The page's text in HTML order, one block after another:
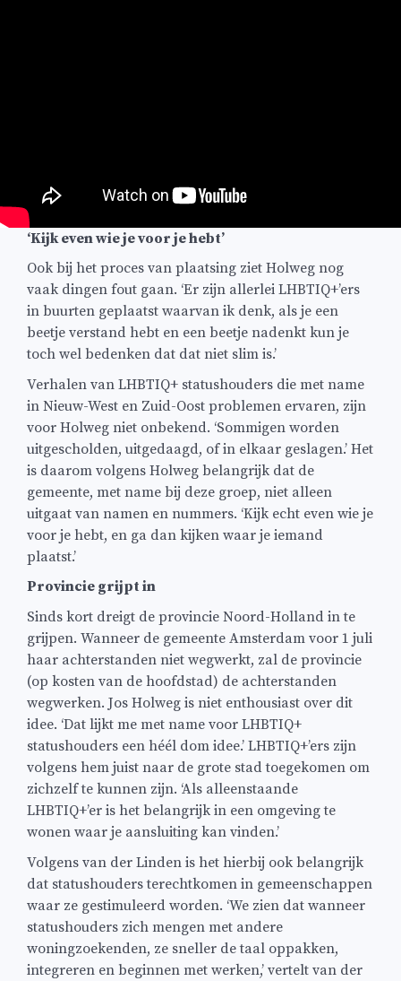
‘Kijk even wie je voor je hebt’
Ook bij het proces van plaatsing ziet Holweg nog
vaak dingen fout gaan. ‘Er zijn allerlei LHBTIQ+’ers
in buurten geplaatst waarvan ik denk, als je een
beetje verstand hebt en een beetje nadenkt kun je
toch wel bedenken dat dat niet slim is.’
Verhalen van LHBTIQ+ statushouders die met name
in Nieuw-West en Zuid-Oost problemen ervaren, zijn
voor Holweg niet onbekend. ‘Sommigen worden
uitgescholden, uitgedaagd, of in elkaar geslagen.’ Het
is daarom volgens Holweg belangrijk dat de
gemeente, met name bij deze groep, niet alleen
uitgaat van namen en nummers. ‘Kijk echt even wie je
voor je hebt, en ga dan kijken waar je iemand
plaatst.’
Provincie grijpt in
Sinds kort dreigt de provincie Noord-Holland in te
grijpen. Wanneer de gemeente Amsterdam voor 1 juli
haar achterstanden niet wegwerkt, zal de provincie
(op kosten van de hoofdstad) de achterstanden
wegwerken. Jos Holweg is niet enthousiast over dit
idee. ‘Dat lijkt me met name voor LHBTIQ+
statushouders een héél dom idee.’ LHBTIQ+’ers zijn
volgens hem juist naar de grote stad toegekomen om
zichzelf te kunnen zijn. ‘Als alleenstaande
LHBTIQ+’er is het belangrijk in een omgeving te
wonen waar je aansluiting kan vinden.’
Volgens van der Linden is het hierbij ook belangrijk
dat statushouders terechtkomen in gemeenschappen
waar ze gestimuleerd worden. ‘We zien dat wanneer
statushouders zich mengen met andere
woningzoekenden, ze sneller de taal oppakken,
integreren en beginnen met werken,’ vertelt van der